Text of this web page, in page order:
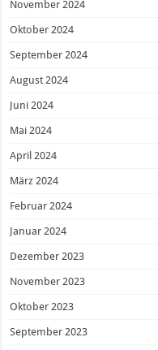
November 2024
Oktober 2024
September 2024
August 2024
Juni 2024
Mai 2024
April 2024
März 2024
Februar 2024
Januar 2024
Dezember 2023
November 2023
Oktober 2023
September 2023